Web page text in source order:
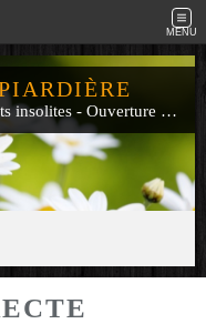
MENU
Camping à la ferme et ses hébergements insolites - Ouverture de mi-avril à fin septembre